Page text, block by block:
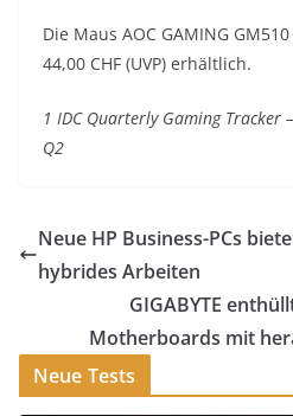
Die Maus AOC GAMING
44,00 CHF (UVP) erhältlich.
1 IDC Quarterly Gaming Tracker
Q2
Neue HP Business-PCs
hybrides Arbeiten
GIGABYTE
Motherboards mit
Neue Tests